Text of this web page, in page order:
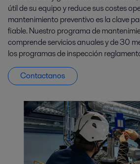
útil de su equipo y reduce sus costes
mantenimiento preventivo es la clave
fiable. Nuestro programa de
comprende servicios anuales y de 30
los programas de inspección
Contactanos